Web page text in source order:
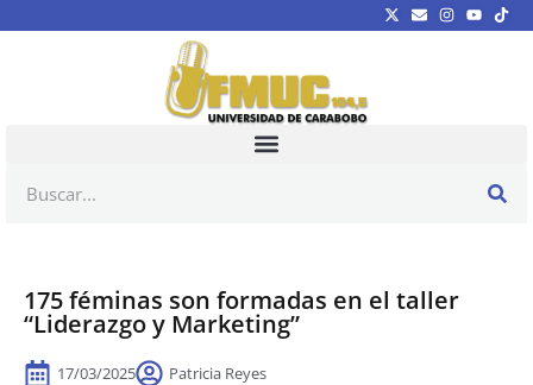
175 féminas son formadas en el taller
“Liderazgo y Marketing”
17/03/2025 Patricia Reyes